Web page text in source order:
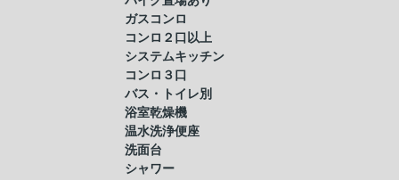
ガスコンロ
コンロ２口以上
システムキッチン
コンロ３口
バス・トイレ別
浴室乾燥機
温水洗浄便座
洗面台
シャワー